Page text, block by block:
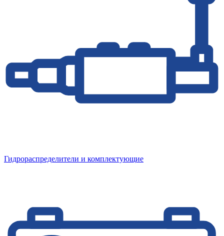
Гидрораспределители и комплектующие